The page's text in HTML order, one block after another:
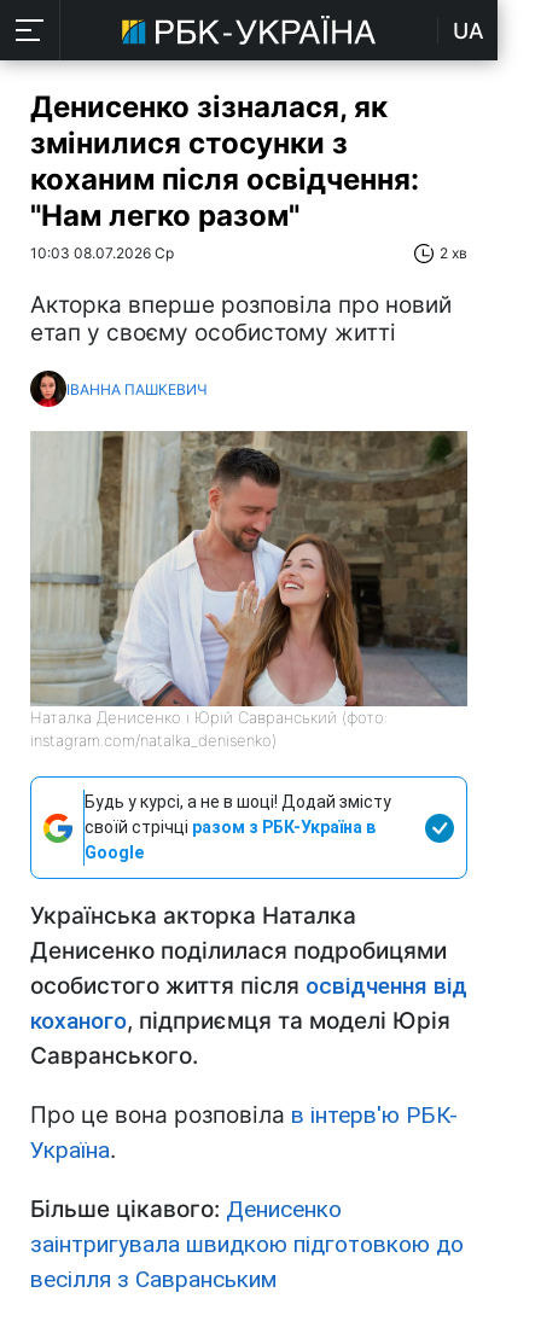
UA
Денисенко зізналася, як
змінилися стосунки з
коханим після освідчення:
"Нам легко разом"
10:03 08.07.2026 Ср 2 хв
Акторка вперше розповіла про новий
етап у своєму особистому житті
ІВАННА ПАШКЕВИЧ
Наталка Денисенко і Юрій Савранський (фото:
instagram.com/natalka_denisenko)
Будь у курсі, а не в шоці! Додай змісту
своїй стрічці разом з РБК-Україна в
Google
Українська акторка Наталка
Денисенко поділилася подробицями
особистого життя після освідчення від
коханого, підприємця та моделі Юрія
Савранського.
Про це вона розповіла в інтерв'ю РБК-
Україна.
Більше цікавого: Денисенко
заінтригувала швидкою підготовкою до
весілля з Савранським